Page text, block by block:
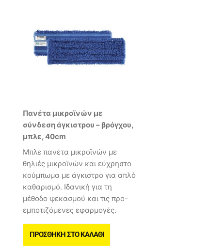
Πανέτα μικροϊνών με
σύνδεση άγκιστρου – βρόγχου,
μπλε, 40cm
Μπλε πανέτα μικροϊνών με
θηλιές μικροϊνών και εύχρηστο
κούμπωμα με άγκιστρο για απλό
καθαρισμό. Ιδανική για τη
μέθοδο ψεκασμού και τις προ-
εμποτιζόμενες εφαρμογές.
ΠΡΟΣΘΉΚΗ ΣΤΟ ΚΑΛΆΘΙ